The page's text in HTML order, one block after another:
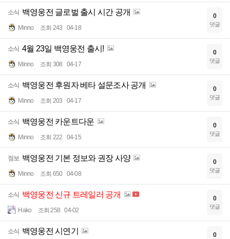
소식 백영웅전 글로벌 출시 시간 공개
Minno 조회 243 04-18
0
댓글
소식 4월 23일 백영웅전 출시!
Minno 조회 308 04-17
0
댓글
소식 백영웅전 후원자 베타 설문조사 공개
Minno 조회 203 04-17
0
댓글
소식 백영웅전 카운트다운
Minno 조회 222 04-15
0
댓글
정보 백영웅전 기본 정보와 권장 사양
Minno 조회 650 04-08
0
댓글
소식 백영웅전 신규 트레일러 공개
Hako 조회 258 04-02
0
댓글
소식 백영웅전 시연기 0